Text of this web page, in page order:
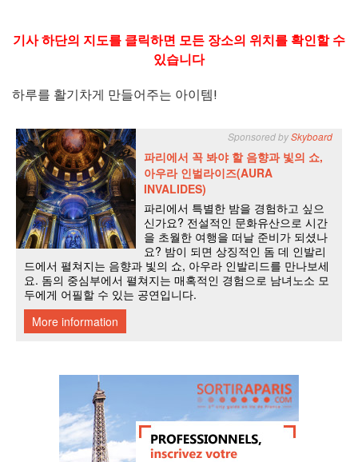
기사 하단의 지도를 클릭하면 모든 장소의 위치를 확인할 수
있습니다
하루를 활기차게 만들어주는 아이템!